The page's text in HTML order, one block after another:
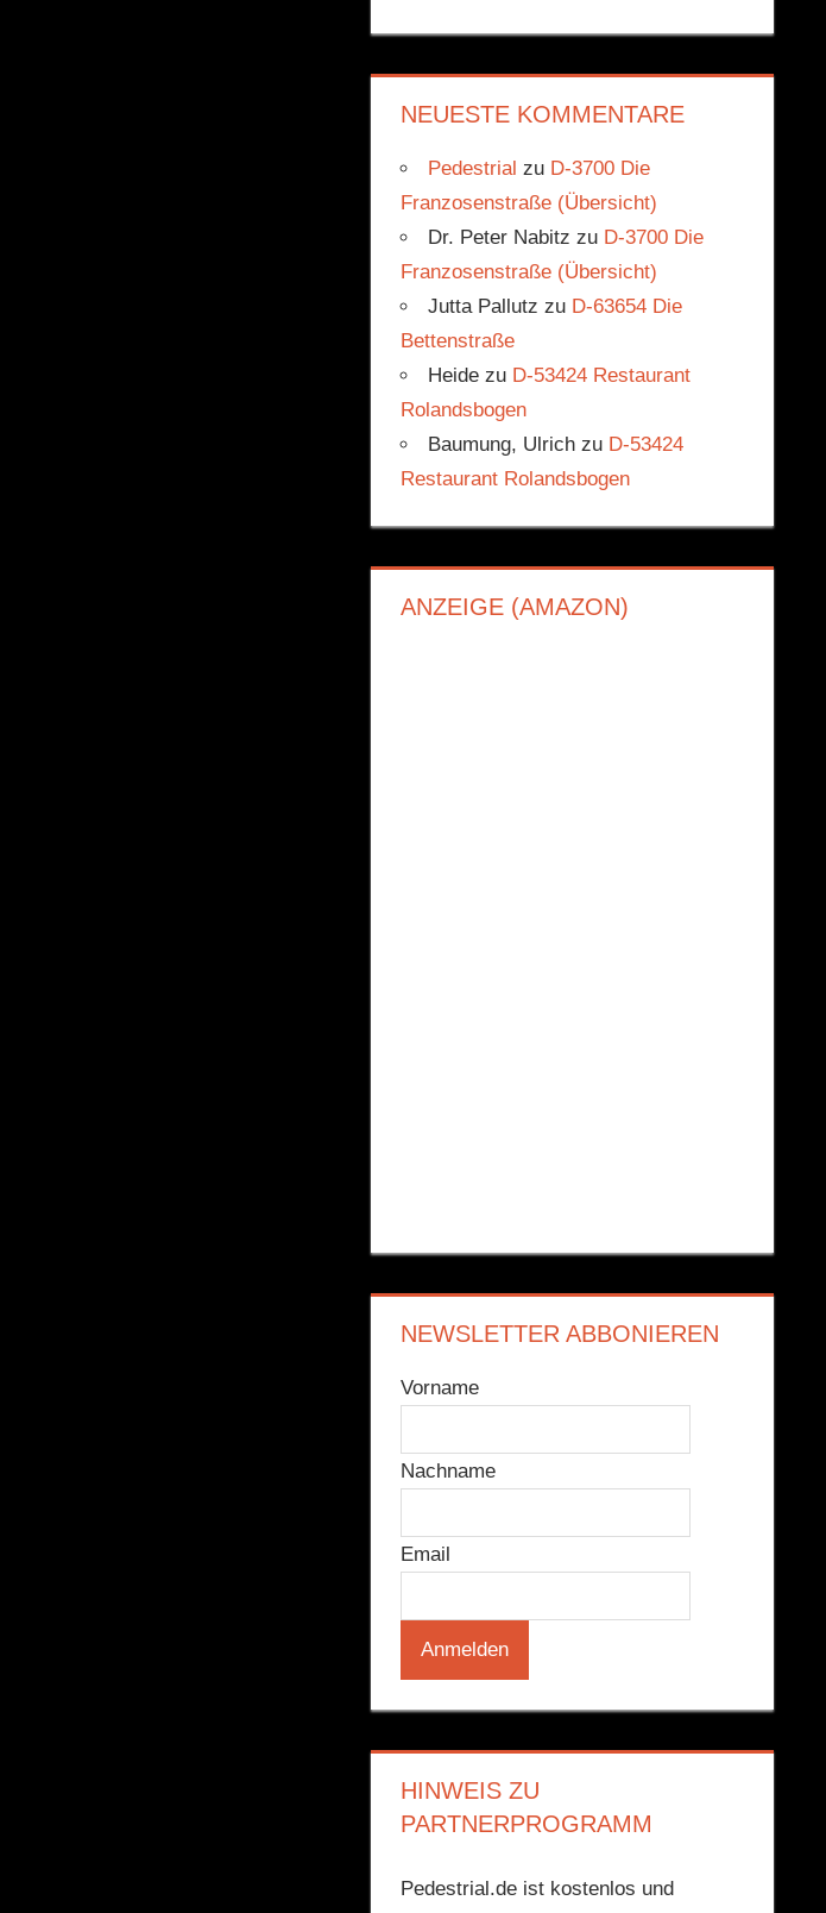
NEUESTE KOMMENTARE
Pedestrial zu D-3700 Die
Franzosenstraße (Übersicht)
Dr. Peter Nabitz zu D-3700 Die
Franzosenstraße (Übersicht)
Jutta Pallutz zu D-63654 Die
Bettenstraße
Heide zu D-53424 Restaurant
Rolandsbogen
Baumung, Ulrich zu D-53424
Restaurant Rolandsbogen
ANZEIGE (AMAZON)
NEWSLETTER ABBONIEREN
Vorname
Nachname
Email
HINWEIS ZU
PARTNERPROGRAMM
Pedestrial.de ist kostenlos und